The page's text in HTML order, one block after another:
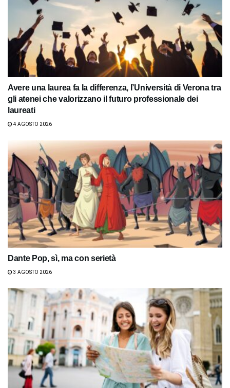
Avere una laurea fa la differenza, l’Università di Verona tra
gli atenei che valorizzano il futuro professionale dei
laureati
4 AGOSTO 2026
Dante Pop, sì, ma con serietà
3 AGOSTO 2026